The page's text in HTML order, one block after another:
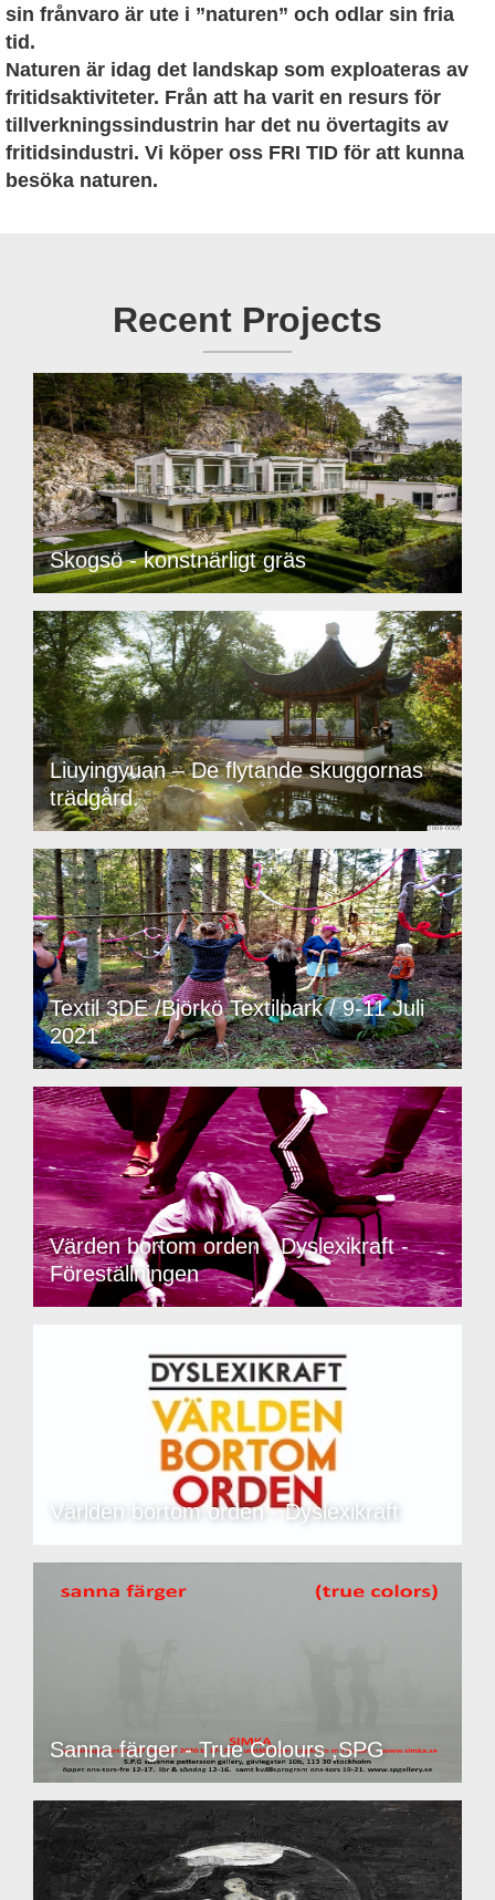
sin frånvaro är ute i ”naturen” och odlar sin fria
tid.
Naturen är idag det landskap som exploateras av
fritidsaktiviteter. Från att ha varit en resurs för
tillverkningssindustrin har det nu övertagits av
fritidsindustri. Vi köper oss FRI TID för att kunna
besöka naturen.
Recent Projects
Skogsö - konstnärligt gräs
Liuyingyuan – De flytande skuggornas
trädgård.
Textil 3DE /Björkö Textilpark / 9-11 Juli
2021
Värden bortom orden - Dyslexikraft -
Föreställningen
Världen bortom orden - Dyslexikraft
Sanna färger - True Colours ,SPG